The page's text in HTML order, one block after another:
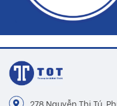
278 Nguyễn Thị Tú,